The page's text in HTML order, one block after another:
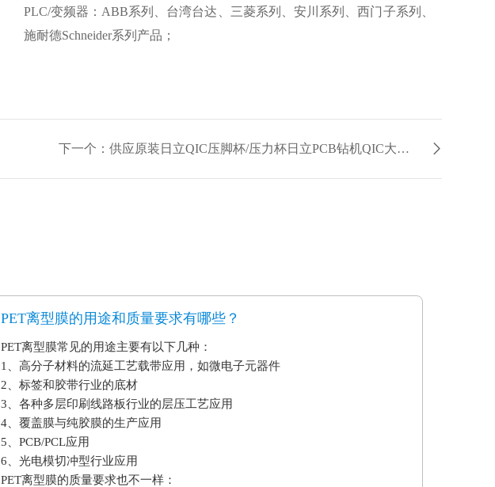
PLC/变频器：ABB系列、台湾台达、三菱系列、安川系列、西门子系列、
施耐德Schneider系列产品；
下一个：供应原装日立QIC压脚杯/压力杯日立PCB钻机QIC大小孔转换盘厂家
PET离型膜的用途和质量要求有哪些？
PET离型膜常见的用途主要有以下几种：
1、高分子材料的流延工艺载带应用，如微电子元器件
2、标签和胶带行业的底材
3、各种多层印刷线路板行业的层压工艺应用
4、覆盖膜与纯胶膜的生产应用
5、PCB/PCL应用
6、光电模切冲型行业应用
PET离型膜的质量要求也不一样：